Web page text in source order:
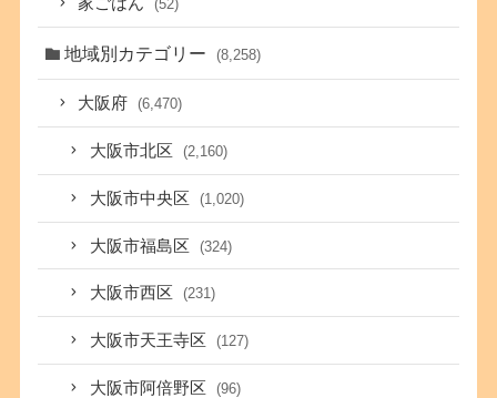
家ごはん (52)
地域別カテゴリー (8,258)
大阪府 (6,470)
大阪市北区 (2,160)
大阪市中央区 (1,020)
大阪市福島区 (324)
大阪市西区 (231)
大阪市天王寺区 (127)
大阪市阿倍野区 (96)